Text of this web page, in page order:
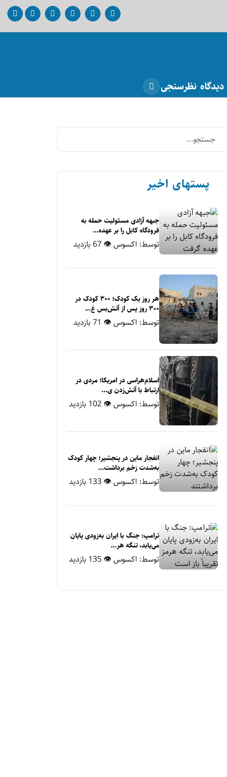
دیدگاه نظرسنجی
پستهای اخیر
جبهه آزادی مسئولیت حمله به
فرودگاه کابل را بر عهده...
توسط: اکسوس👁 67 بازدید
هر روز یک کودک؛ ۳۰۰ کودک در
۳۰۰ روز پس از آتش‌بس غ...
توسط: اکسوس👁 71 بازدید
اسلام‌هراسی در امریکا؛ مردی در
ارتباط با آتش‌زدن ی...
توسط: اکسوس👁 102 بازدید
انفجار ماین در پنجشیر؛ چهار کودک
به‌شدت زخم برداشت...
توسط: اکسوس👁 133 بازدید
ترامپ: جنگ با ایران به‌زودی پایان
می‌یابد، تنگه هر...
توسط: اکسوس👁 135 بازدید